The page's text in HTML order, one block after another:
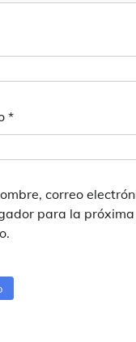
*
correo
para la